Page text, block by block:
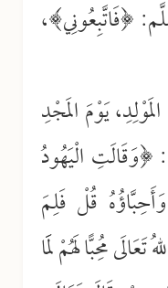
﴿فَاتَّبِعُونِي﴾،
يَوْمَ المَجْدِ
﴿وَقَالَتِ الْيَهُودُ
قُلْ فَلِمَ
مُحِبًّا لَهُمْ لَمَا